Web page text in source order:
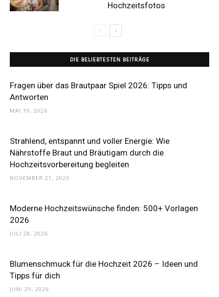
Hochzeitsfotos
DIE BELIEBTESTEN BEITRÄGE
Fragen über das Brautpaar Spiel 2026: Tipps und
Antworten
MAI 19, 2026
Strahlend, entspannt und voller Energie: Wie
Nährstoffe Braut und Bräutigam durch die
Hochzeitsvorbereitung begleiten
NOVEMBER 21, 2025
Moderne Hochzeitswünsche finden: 500+ Vorlagen
2026
JULI 28, 2026
Blumenschmuck für die Hochzeit 2026 – Ideen und
Tipps für dich
JUNI 29, 2026